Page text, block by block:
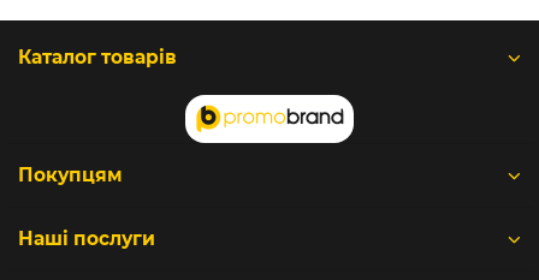
Каталог товарів
Покупцям
Наші послуги